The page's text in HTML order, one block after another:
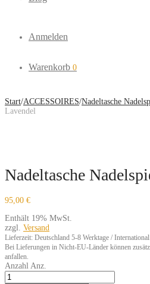
Anmelden
Warenkorb 0
Start/ACCESSOIRES/Nadeltasche
Lavendel
Nadeltasche
95,00 €
Enthält 19% MwSt.
zzgl. Versand
Lieferzeit: Deutschland 5-8 Werktage /
Bei Lieferungen in Nicht-EU-Länder können
anfallen.
Anzahl Anz.